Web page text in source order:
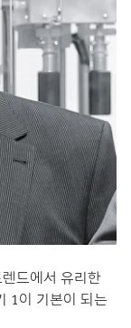
드에서 유리한
1이 기본이 되는